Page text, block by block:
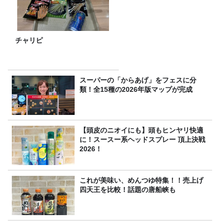
チャリピ
スーパーの「からあげ」をフェスに分
類！全15種の2026年版マップが完成
【頭皮のニオイにも】頭もヒンヤリ快適
に！スースー系ヘッドスプレー 頂上決戦
2026！
これが美味い、めんつゆ特集！！売上げ
四天王を比較！話題の唐船峡も